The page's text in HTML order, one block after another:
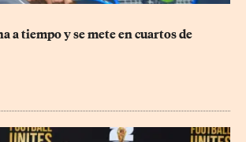
a tiempo y se mete en cuartos de